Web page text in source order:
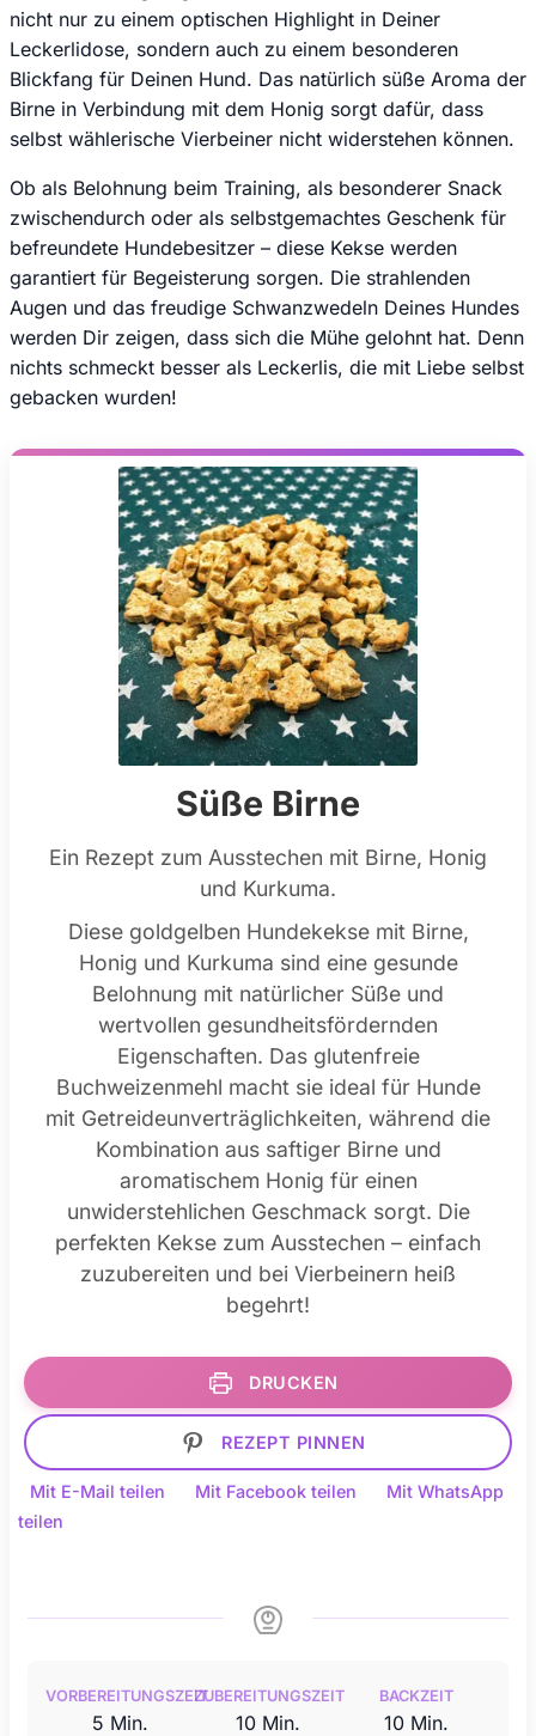
nicht nur zu einem optischen Highlight in Deiner
Leckerlidose, sondern auch zu einem besonderen
Blickfang für Deinen Hund. Das natürlich süße Aroma der
Birne in Verbindung mit dem Honig sorgt dafür, dass
selbst wählerische Vierbeiner nicht widerstehen können.
Ob als Belohnung beim Training, als besonderer Snack
zwischendurch oder als selbstgemachtes Geschenk für
befreundete Hundebesitzer – diese Kekse werden
garantiert für Begeisterung sorgen. Die strahlenden
Augen und das freudige Schwanzwedeln Deines Hundes
werden Dir zeigen, dass sich die Mühe gelohnt hat. Denn
nichts schmeckt besser als Leckerlis, die mit Liebe selbst
gebacken wurden!
Süße Birne
Ein Rezept zum Ausstechen mit Birne, Honig
und Kurkuma.
Diese goldgelben Hundekekse mit Birne,
Honig und Kurkuma sind eine gesunde
Belohnung mit natürlicher Süße und
wertvollen gesundheitsfördernden
Eigenschaften. Das glutenfreie
Buchweizenmehl macht sie ideal für Hunde
mit Getreideunverträglichkeiten, während die
Kombination aus saftiger Birne und
aromatischem Honig für einen
unwiderstehlichen Geschmack sorgt. Die
perfekten Kekse zum Ausstechen – einfach
zuzubereiten und bei Vierbeinern heiß
begehrt!
DRUCKEN
REZEPT PINNEN
Mit E-Mail teilen Mit Facebook teilen
Mit WhatsApp
teilen
VORBEREITUNGSZEIT
5Minuten
Min.
ZUBEREITUNGSZEIT
10Minuten
Min.
BACKZEIT
10Minuten
Min.